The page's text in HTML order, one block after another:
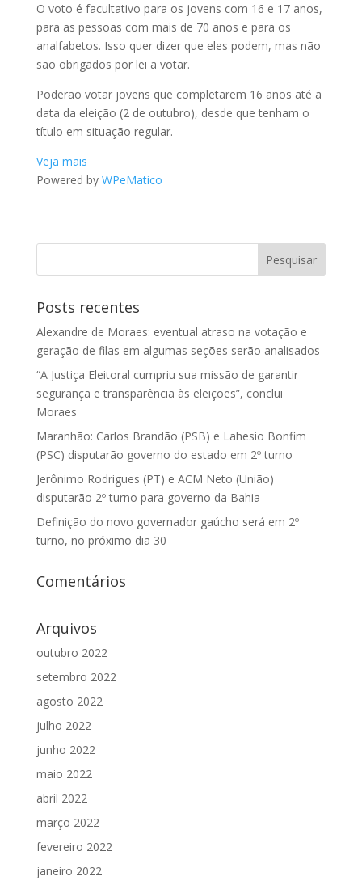
O voto é facultativo para os jovens com 16 e 17 anos,
para as pessoas com mais de 70 anos e para os
analfabetos. Isso quer dizer que eles podem, mas não
são obrigados por lei a votar.
Poderão votar jovens que completarem 16 anos até a
data da eleição (2 de outubro), desde que tenham o
título em situação regular.
Veja mais
Powered by WPeMatico
Posts recentes
Alexandre de Moraes: eventual atraso na votação e
geração de filas em algumas seções serão analisados
“A Justiça Eleitoral cumpriu sua missão de garantir
segurança e transparência às eleições”, conclui
Moraes
Maranhão: Carlos Brandão (PSB) e Lahesio Bonfim
(PSC) disputarão governo do estado em 2º turno
Jerônimo Rodrigues (PT) e ACM Neto (União)
disputarão 2º turno para governo da Bahia
Definição do novo governador gaúcho será em 2º
turno, no próximo dia 30
Comentários
Arquivos
outubro 2022
setembro 2022
agosto 2022
julho 2022
junho 2022
maio 2022
abril 2022
março 2022
fevereiro 2022
janeiro 2022